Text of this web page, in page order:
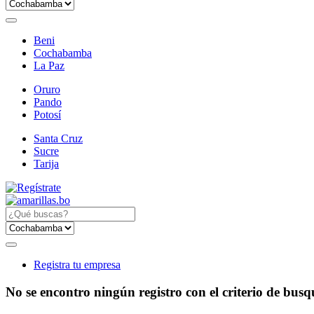
Beni
Cochabamba
La Paz
Oruro
Pando
Potosí
Santa Cruz
Sucre
Tarija
Registra tu empresa
No se encontro ningún registro con el criterio de